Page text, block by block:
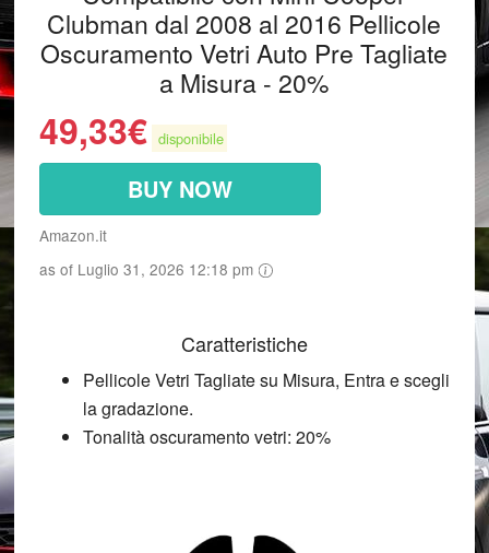
Clubman dal 2008 al 2016 Pellicole
Oscuramento Vetri Auto Pre Tagliate
a Misura - 20%
49,33€ disponibile
BUY NOW
Amazon.it
as of Luglio 31, 2026 12:18 pm
Caratteristiche
Pellicole Vetri Tagliate su Misura, Entra e scegli
la gradazione.
Tonalità oscuramento vetri: 20%